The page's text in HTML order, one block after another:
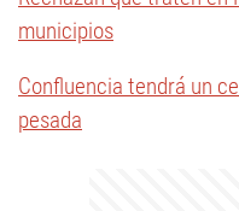
municipios
Confluencia tendrá un
pesada